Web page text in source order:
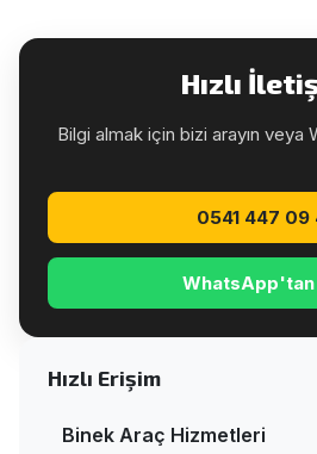
Hızlı
Bilgi almak için bizi arayın veya
0541 447 09
WhatsApp'tan
Hızlı Erişim
Binek Araç Hizmetleri